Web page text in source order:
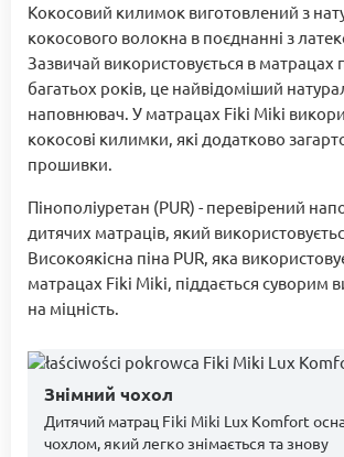
Кокосовий килимок виготовлений з
кокосового волокна в поєднанні з
Зазвичай використовується в матрацах
багатьох років, це найвідоміший
наповнювач. У матрацах Fiki Miki
кокосові килимки, які додатково
прошивки.
Пінополіуретан (PUR) - перевірений
дитячих матраців, який
Високоякісна піна PUR, яка
матрацах Fiki Miki, піддається суворим
на міцність.
Знімний чохол
Дитячий матрац Fiki Miki Lux Komfort
чохлом, який легко знімається та знову